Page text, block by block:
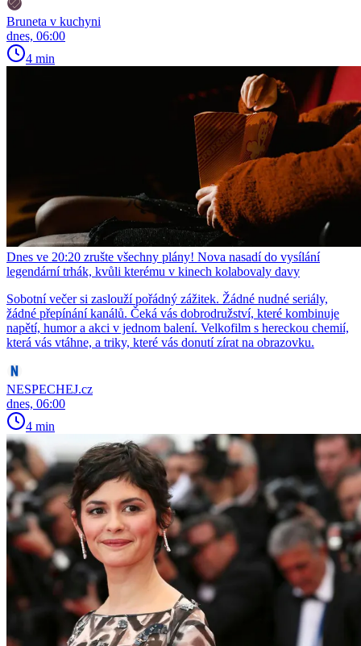
Bruneta v kuchyni
dnes, 06:00
4 min
Dnes ve 20:20 zrušte všechny plány! Nova nasadí do vysílání
legendární trhák, kvůli kterému v kinech kolabovaly davy
Sobotní večer si zaslouží pořádný zážitek. Žádné nudné seriály,
žádné přepínání kanálů. Čeká vás dobrodružství, které kombinuje
napětí, humor a akci v jednom balení. Velkofilm s hereckou chemií,
která vás vtáhne, a triky, které vás donutí zírat na obrazovku.
NESPECHEJ.cz
dnes, 06:00
4 min